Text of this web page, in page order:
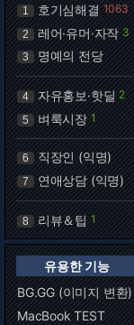
1 호기심해결 1063
2 레어·유머·자작 3
3 명예의 전당
4 자유홍보·핫딜 2
5 벼룩시장 1
6 직장인 (익명)
7 연애상담 (익명)
8 리뷰＆팁 1
유용한 기능
BG.GG (이미지 변환)
MacBook TEST